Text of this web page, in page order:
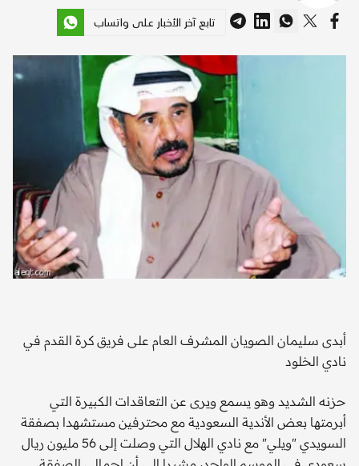
تابع آخر الأخبار على واتساب
أبدى سليمان الصويان المشرف العام على فريق كرة القدم في
نادي الخلود
حزنه الشديد وهو يسمع ويرى عن التعاقدات الكبيرة التي
أبرمتها بعض الأندية السعودية مع محترفين مستشهدا بصفقة
السويدي "ويلي" مع نادي الهلال التي وصلت إلى 56 مليون ريال